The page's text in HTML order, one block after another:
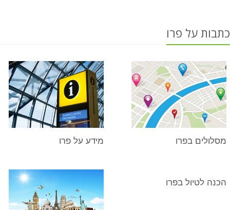
כתבות על פרו
מסלולים בפרו מידע על פרו
הכנה לטיול בפרו